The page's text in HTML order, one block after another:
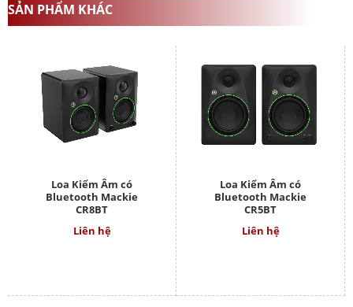
SẢN PHẨM KHÁC
Loa Kiểm Âm có
Bluetooth Mackie
CR8BT
Liên hệ
Loa Kiểm Âm có
Bluetooth Mackie
CR5BT
Liên hệ